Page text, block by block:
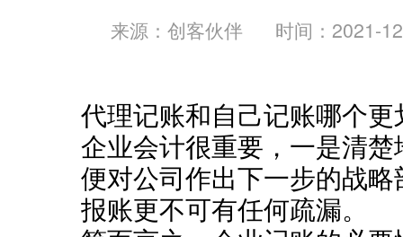
来源：创客伙伴 时间：2021-
代理记账和自己记账哪个更
企业会计很重要，一是清
便对公司作出下一步的战
报账更不可有任何疏漏。